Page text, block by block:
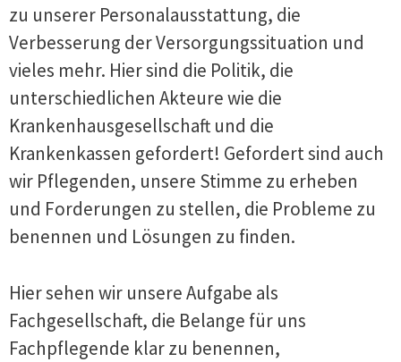
zu unserer Personalausstattung, die
Verbesserung der Versorgungssituation und
vieles mehr. Hier sind die Politik, die
unterschiedlichen Akteure wie die
Krankenhausgesellschaft und die
Krankenkassen gefordert! Gefordert sind auch
wir Pflegenden, unsere Stimme zu erheben
und Forderungen zu stellen, die Probleme zu
benennen und Lösungen zu finden.
Hier sehen wir unsere Aufgabe als
Fachgesellschaft, die Belange für uns
Fachpflegende klar zu benennen,